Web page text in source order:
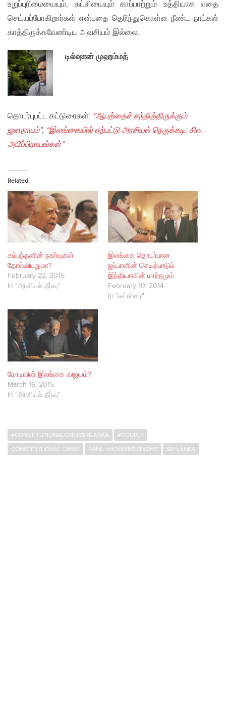
உறுப்புரிமையையும், கட்சியையும் காப்பாற்றும் உத்தியாக எதை
செய்யப்போகிறார்கள் என்பதை தெரிந்துகொள்ள நீண்ட நாட்கள்
காத்திருக்கவேண்டிய அவசியம் இல்லை.
டில்ஷான் முஹம்மத்
தொடர்புபட்ட கட்டுரைகள்: “ஆபத்தைச் சந்தித்திருக்கும்
ஜனநாயம்”, “இலங்கையில் ஏற்பட்டு அரசியல் நெருக்கடி: சில
அபிப்பிராயங்கள்”
Related
சம்பந்தனின் நகர்வுகள்
தோல்வியுறுமா?
February 22, 2015
In "அரசியல் தீர்வு"
இலங்கை தொடர்பான
ஜப்பானின் செயற்பாடும்
இந்தியாவின் மாற்றமும்
February 10, 2014
In "கட்டுரை"
மோடியின் இலங்கை விஜயம்?
March 16, 2015
In "அரசியல் தீர்வு"
#CONSTITUTIONALCRISISSRILANKA
#COUPLK
CONSTITUTIONAL CRISIS
RANIL WICKREMESINGHE SRI LANKA